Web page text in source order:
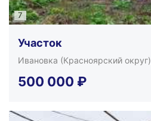
7
Участок
Ивановка (Красноярский округ)
500 000 ₽